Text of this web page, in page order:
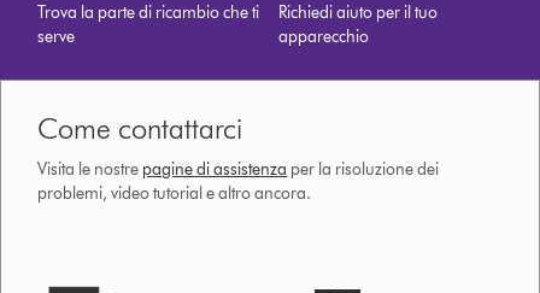
Trova la parte di ricambio che ti
serve
Richiedi aiuto per il tuo
apparecchio
Come contattarci
Visita le nostre pagine di assistenza per la risoluzione dei
problemi, video tutorial e altro ancora.